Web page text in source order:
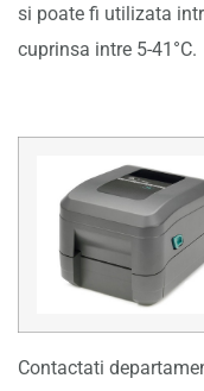
si poate fi utilizata
cuprinsa intre 5-41°C.
Contactati